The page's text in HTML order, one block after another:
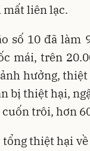
liên lạc.
số 10 đã làm
mái, trên
hưởng, thiệt
bị thiệt hại,
trôi, hơn
tổng thiệt hại